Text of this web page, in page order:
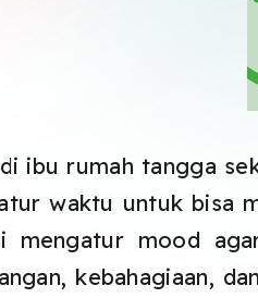
ibu rumah tangga
waktu untuk bisa
mengatur mood
kebahagiaan,